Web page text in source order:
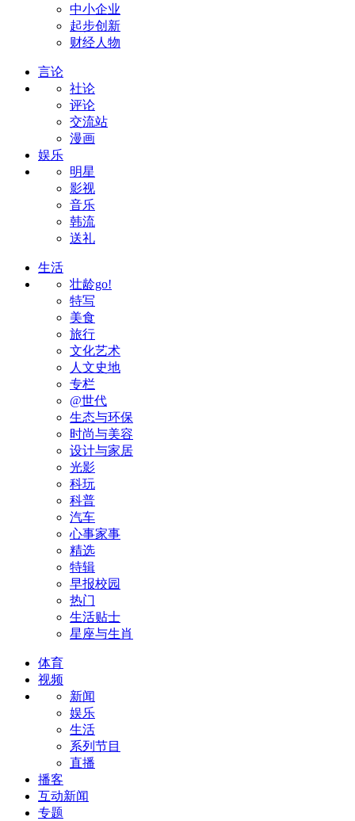
中小企业
起步创新
财经人物
言论
社论
评论
交流站
漫画
娱乐
明星
影视
音乐
韩流
送礼
生活
壮龄go!
特写
美食
旅行
文化艺术
人文史地
专栏
@世代
生态与环保
时尚与美容
设计与家居
光影
科玩
科普
汽车
心事家事
精选
特辑
早报校园
热门
生活贴士
星座与生肖
体育
视频
新闻
娱乐
生活
系列节目
直播
播客
互动新闻
专题